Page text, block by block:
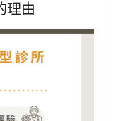
理由